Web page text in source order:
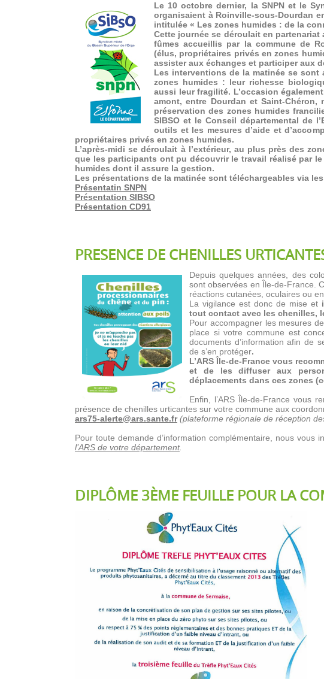
Le 10 octobre dernier, la SNPN et le
organisaient à Roinville-sous-Dourdan
intitulée « Les zones humides : de la
Cette journée se déroulait en partenariat
fûmes accueillis par la commune de
(élus, propriétaires privés en zones
assister aux échanges et participer aux
Les interventions de la matinée se sont
zones humides : leur richesse
aussi leur fragilité. L’occasion
amont, entre Dourdan et Saint-
préservation des zones humides
SIBSO et le Conseil départemental de
outils et les mesures d’aide et
propriétaires privés en zones humides.
L’après-midi se déroulait à l’extérieur, au plus près des
que les participants ont pu découvrir le travail réalisé par
humides dont il assure la gestion.
Les présentations de la matinée sont téléchargeables via
Présentatin SNPN
Présentation SIBSO
Présentation CD91
PRESENCE DE CHENILLES
Depuis quelques années, des
sont observées en Île-de-France.
réactions cutanées, oculaires ou
La vigilance est donc de mise et
tout contact avec les chenilles,
Pour accompagner les mesures
place si votre commune est
documents d’information afin de
de s’en protéger.
L’ARS Île-de-France vous
et de les diffuser aux
déplacements dans ces zones
Enfin, l’ARS Île-de-France vous
présence de chenilles urticantes sur votre commune aux
ars75-alerte@ars.sante.fr (plateforme régionale de réception
Pour toute demande d’information complémentaire, nous vous
l’ARS de votre département.
DIPLÔME 3ÈME FEUILLE POUR LA